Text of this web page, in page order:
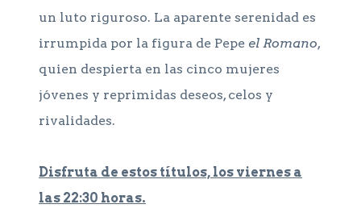
un luto riguroso. La aparente serenidad es
irrumpida por la figura de Pepe el Romano,
quien despierta en las cinco mujeres
jóvenes y reprimidas deseos, celos y
rivalidades.
Disfruta de estos títulos, los viernes a
las 22:30 horas.